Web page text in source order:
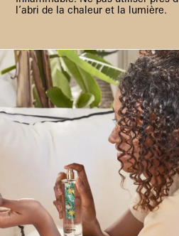
l’abri de la chaleur et la lumière.